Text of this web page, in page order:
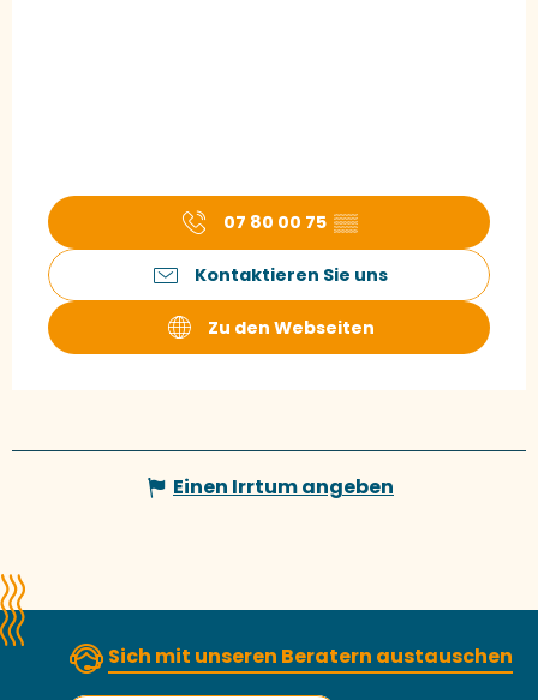
07 80 00 75 ▒▒
Kontaktieren Sie uns
Zu den Webseiten
Einen Irrtum angeben
Sich mit unseren Beratern austauschen